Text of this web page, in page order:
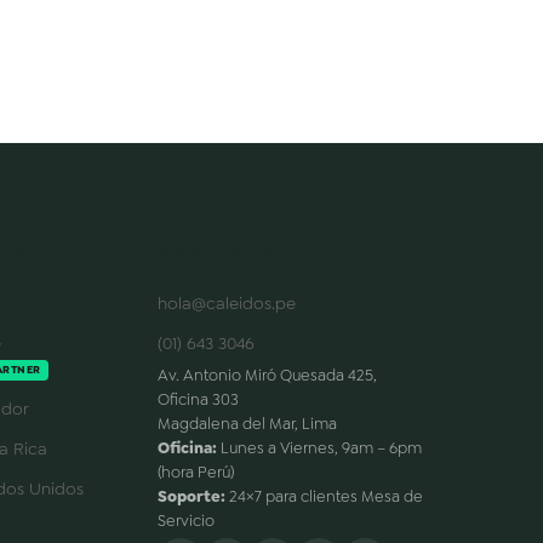
Rica
Unidos
hola@caleidos.pe
(01) 643 3046
Av. Antonio Miró Quesada 425,
Oficina 303
Magdalena del Mar, Lima
Oficina: Lunes a Viernes, 9am – 6pm
(hora Perú)
Soporte: 24×7 para clientes Mesa de
Servicio